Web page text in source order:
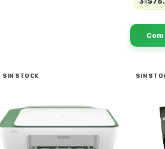
SIN STOCK SIN